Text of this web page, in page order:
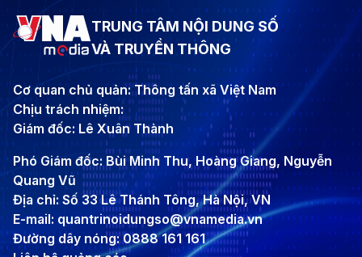
TRUNG TÂM NỘI DUNG SỐ
VÀ TRUYỀN THÔNG
Cơ quan chủ quản: Thông tấn xã Việt Nam
Chịu trách nhiệm:
Giám đốc: Lê Xuân Thành
Phó Giám đốc: Bùi Minh Thu, Hoàng Giang, Nguyễn
Quang Vũ
Địa chỉ: Số 33 Lê Thánh Tông, Hà Nội, VN
E-mail: quantrinoidungso@vnamedia.vn
Đường dây nóng: 0888 161 161